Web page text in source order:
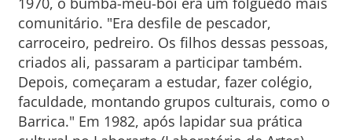
comunitário. "Era desfile de pescador,
carroceiro, pedreiro. Os filhos dessas pessoas,
criados ali, passaram a participar também.
Depois, começaram a estudar, fazer colégio,
faculdade, montando grupos culturais, como o
Barrica." Em 1982, após lapidar sua prática